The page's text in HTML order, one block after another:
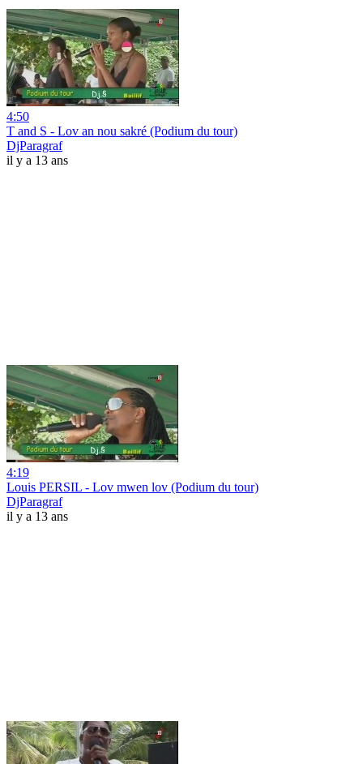
4:50
T and S - Lov an nou sakré (Podium du tour)
DjParagraf
il y a 13 ans
4:19
Louis PERSIL - Lov mwen lov (Podium du tour)
DjParagraf
il y a 13 ans